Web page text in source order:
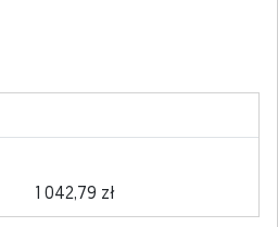
1 042,79 zł